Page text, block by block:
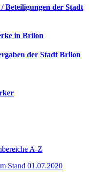
Beteiligungen der Stadt
in Brilon
der Stadt Brilon
A-Z